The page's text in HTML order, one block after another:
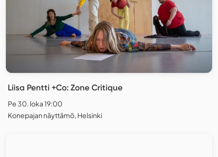
Liisa Pentti +Co: Zone Critique
Pe 30. loka 19:00
Konepajan näyttämö, Helsinki